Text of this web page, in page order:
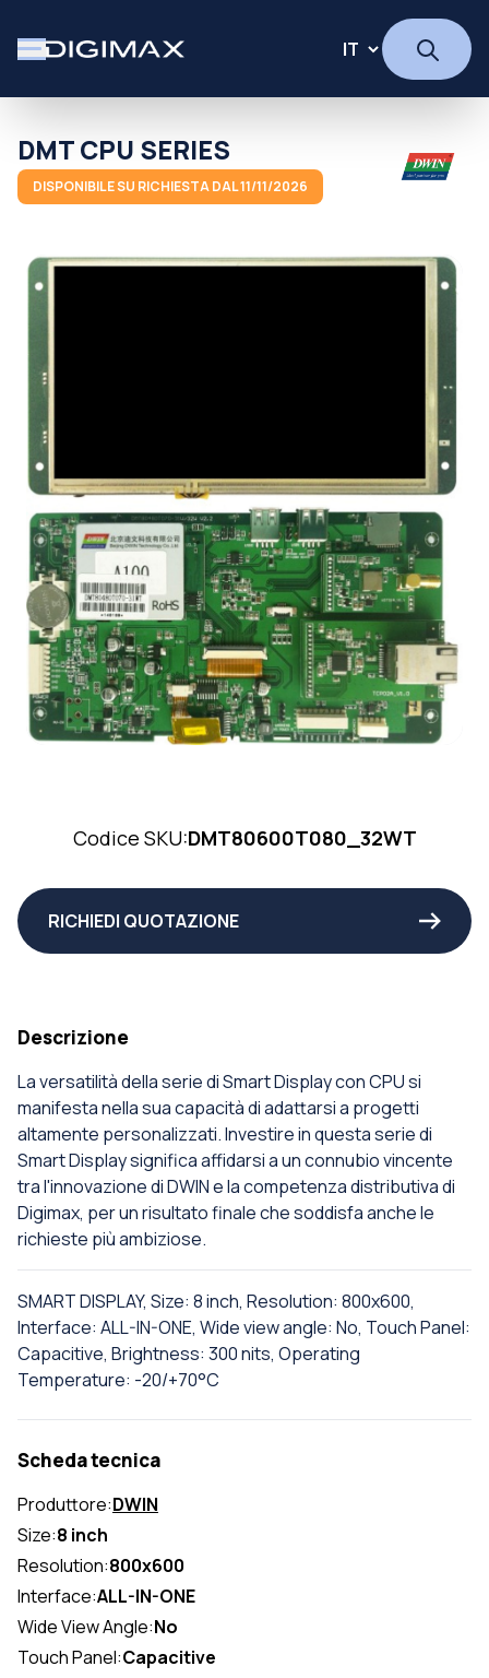
DMT CPU SERIES
DISPONIBILE SU RICHIESTA DAL 11/11/2026
Codice SKU:DMT80600T080_32WT
RICHIEDI QUOTAZIONE
Descrizione
La versatilità della serie di Smart Display con CPU si
manifesta nella sua capacità di adattarsi a progetti
altamente personalizzati. Investire in questa serie di
Smart Display significa affidarsi a un connubio vincente
tra l'innovazione di DWIN e la competenza distributiva di
Digimax, per un risultato finale che soddisfa anche le
richieste più ambiziose.
SMART DISPLAY, Size: 8 inch, Resolution: 800x600,
Interface: ALL-IN-ONE, Wide view angle: No, Touch Panel:
Capacitive, Brightness: 300 nits, Operating
Temperature: -20/+70°C
Scheda tecnica
Produttore:DWIN
Size:8 inch
Resolution:800x600
Interface:ALL-IN-ONE
Wide View Angle:No
Touch Panel:Capacitive